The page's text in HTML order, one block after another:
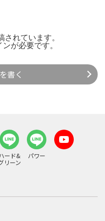
れています。
ンが必要です。
書く
ード&
リーン
パワー